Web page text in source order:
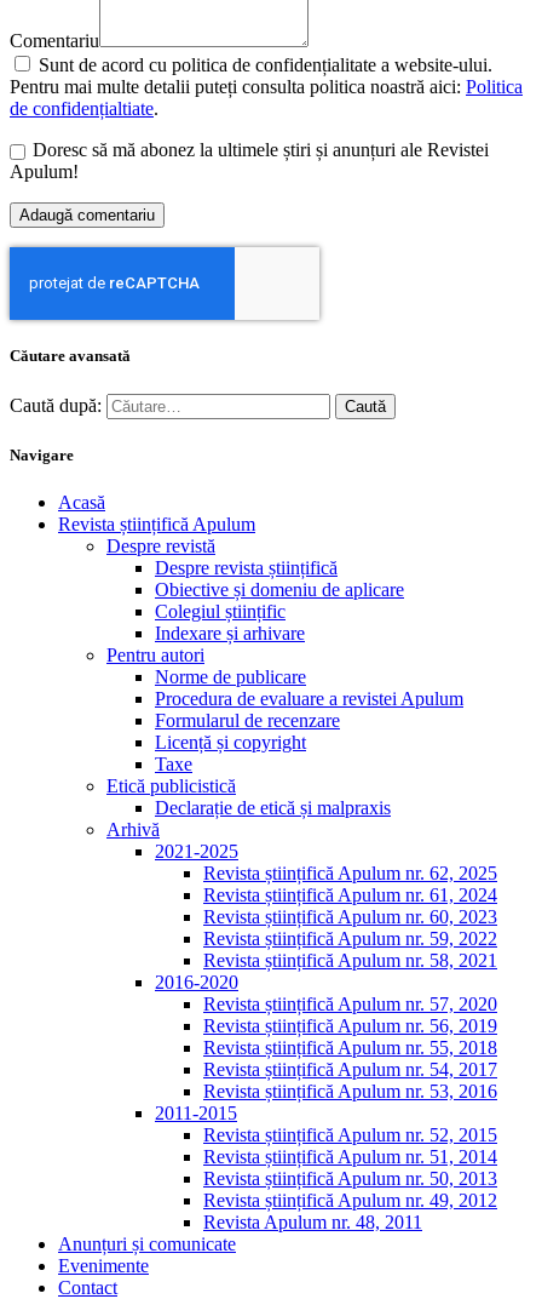
Comentariu
Sunt de acord cu politica de confidențialitate a website-ului.
Pentru mai multe detalii puteți consulta politica noastră aici: Politica
de confidențialtiate.
Doresc să mă abonez la ultimele știri și anunțuri ale Revistei
Apulum!
Căutare avansată
Caută după:
Navigare
Acasă
Revista științifică Apulum
Despre revistă
Despre revista științifică
Obiective și domeniu de aplicare
Colegiul științific
Indexare și arhivare
Pentru autori
Norme de publicare
Procedura de evaluare a revistei Apulum
Formularul de recenzare
Licență și copyright
Taxe
Etică publicistică
Declarație de etică și malpraxis
Arhivă
2021-2025
Revista științifică Apulum nr. 62, 2025
Revista științifică Apulum nr. 61, 2024
Revista științifică Apulum nr. 60, 2023
Revista științifică Apulum nr. 59, 2022
Revista științifică Apulum nr. 58, 2021
2016-2020
Revista științifică Apulum nr. 57, 2020
Revista științifică Apulum nr. 56, 2019
Revista științifică Apulum nr. 55, 2018
Revista științifică Apulum nr. 54, 2017
Revista științifică Apulum nr. 53, 2016
2011-2015
Revista științifică Apulum nr. 52, 2015
Revista științifică Apulum nr. 51, 2014
Revista științifică Apulum nr. 50, 2013
Revista științifică Apulum nr. 49, 2012
Revista Apulum nr. 48, 2011
Anunțuri și comunicate
Evenimente
Contact